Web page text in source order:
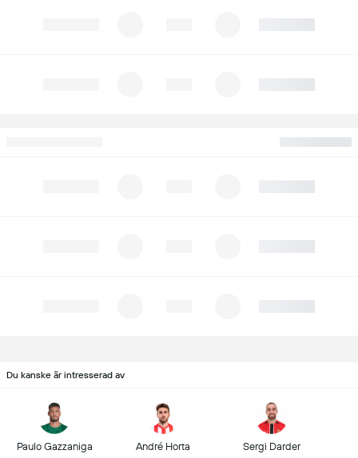
Du kanske är intresserad av
Paulo Gazzaniga André Horta Sergi Darder